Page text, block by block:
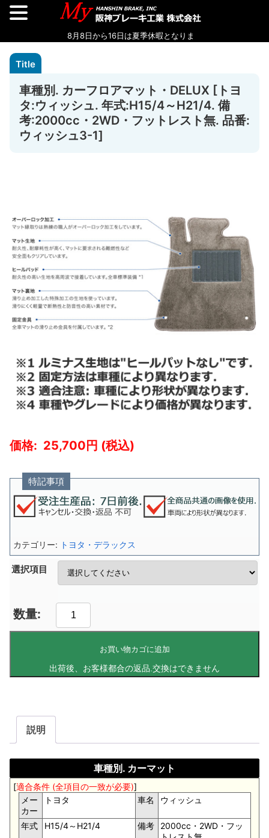
車種別. カーフロアマット・DELUX [トヨ
タ:ウィッシュ. 年式:H15/4～H21/4. 備
考:2000cc・2WD・フットレスト無. 品番:
ウィッシュ3-1]
25,700
特記事項
選択項目
お買い物カゴに追加
カテゴリー: トヨタ・デラックス
説明
車種別. カーマット
[適合条件 (全項目の一致が必要)]
メー
カー
トヨタ 車名 ウィッシュ
年式 H15/4～H21/4 備考
2000cc・2WD・フッ